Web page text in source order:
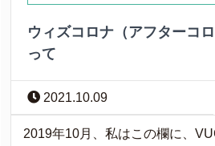
ウィズコロナ（アフターコ
って
2021.10.09
2019年10月、私はこの欄に、